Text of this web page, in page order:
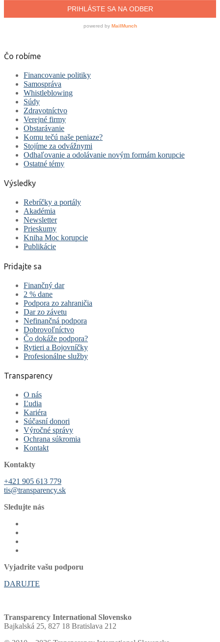
Čo robíme
Financovanie politiky
Samospráva
Whistleblowing
Súdy
Zdravotníctvo
Verejné firmy
Obstarávanie
Komu tečú naše peniaze?
Stojíme za odvážnymi
Odhaľovanie a odolávanie novým formám korupcie
Ostatné témy
Výsledky
Rebríčky a portály
Akadémia
Newsletter
Prieskumy
Kniha Moc korupcie
Publikácie
Pridajte sa
Finančný dar
2 % dane
Podpora zo zahraničia
Dar zo závetu
Nefinančná podpora
Dobrovoľníctvo
Čo dokáže podpora?
Rytieri a Bojovníčky
Profesionálne služby
Transparency
O nás
Ľudia
Kariéra
Súčasní donori
Výročné správy
Ochrana súkromia
Kontakt
Kontakty
+421 905 613 779
tis@transparency.sk
Sledujte nás
Vyjadrite vašu podporu
DARUJTE
Transparency International Slovensko
Bajkalská 25, 827 18 Bratislava 212